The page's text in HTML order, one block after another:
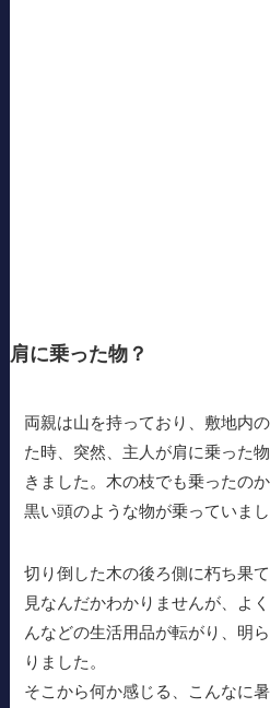
肩に乗った物？
両親は山を持っており、敷地内
た時、突然、主人が肩に乗った
きました。木の枝でも乗ったの
黒い頭のような物が乗っていまし
切り倒した木の後ろ側に朽ち果
見なんだかわかりませんが、よ
んなどの生活用品が転がり、明
りました。
そこから何か感じる、こんなに